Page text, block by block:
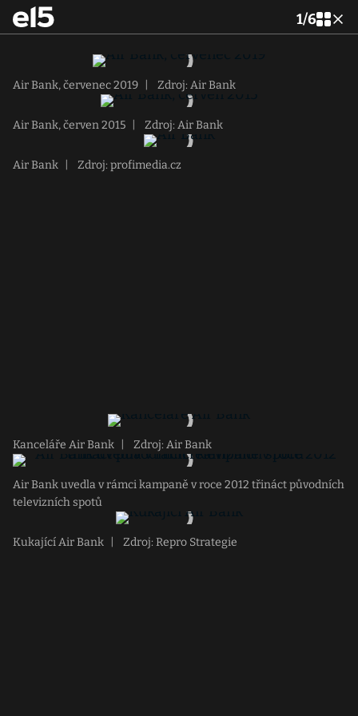
1/6
Air Bank, červenec 2019 Zdroj: Air Bank
Air Bank, červen 2015 Zdroj: Air Bank
Air Bank Zdroj: profimedia.cz
Kanceláře Air Bank Zdroj: Air Bank
Air Bank uvedla v rámci kampaně v roce 2012 třináct původních
televizních spotů
Kukající Air Bank Zdroj: Repro Strategie